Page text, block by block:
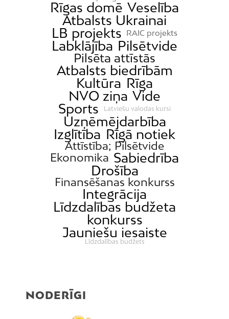
Rīgas domē Veselība
Atbalsts Ukrainai
LB projekts
RAIC projekts
Labklājība Pilsētvide
Pilsēta attīstās
Atbalsts biedrībām
Kultūra Rīga
NVO ziņa Vide
Sports
Latviešu valodas kursi
Uzņēmējdarbība
Izglītība Rīgā notiek
Attīstība; Pilsētvide
Ekonomika Sabiedrība
Drošība
Finansēšanas konkurss
Integrācija
Līdzdalības budžeta
konkurss
Jauniešu iesaiste
Līdzdalības budžets
NODERĪGI